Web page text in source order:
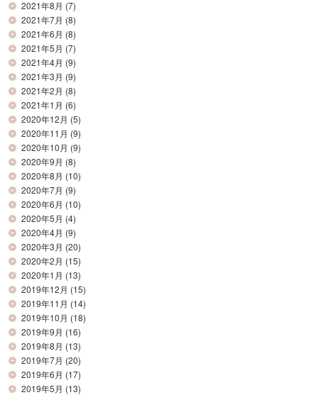
2021年8月 (7)
2021年7月 (8)
2021年6月 (8)
2021年5月 (7)
2021年4月 (9)
2021年3月 (9)
2021年2月 (8)
2021年1月 (6)
2020年12月 (5)
2020年11月 (9)
2020年10月 (9)
2020年9月 (8)
2020年8月 (10)
2020年7月 (9)
2020年6月 (10)
2020年5月 (4)
2020年4月 (9)
2020年3月 (20)
2020年2月 (15)
2020年1月 (13)
2019年12月 (15)
2019年11月 (14)
2019年10月 (18)
2019年9月 (16)
2019年8月 (13)
2019年7月 (20)
2019年6月 (17)
2019年5月 (13)